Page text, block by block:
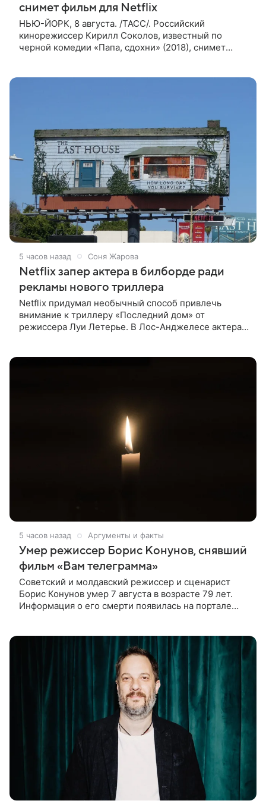
снимет фильм для Netflix
НЬЮ-ЙОРК, 8 августа. /ТАСС/. Российский
кинорежиссер Кирилл Соколов, известный по
черной комедии «Папа, сдохни» (2018), снимет
5 часов назад Соня Жарова
Netflix запер актера в билборде ради
рекламы нового триллера
Netflix придумал необычный способ привлечь
внимание к триллеру «Последний дом» от
режиссера Луи Летерье. В Лос-Анджелесе актера
5 часов назад Аргументы и факты
Умер режиссер Борис Конунов, снявший
фильм «Вам телеграмма»
Советский и молдавский режиссер и сценарист
Борис Конунов умер 7 августа в возрасте 79 лет.
Информация о его смерти появилась на портале